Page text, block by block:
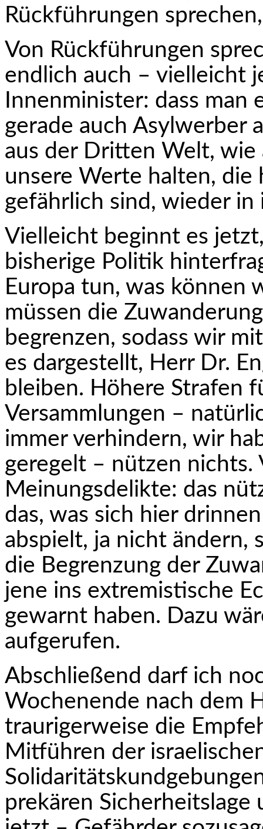
Rückführungen
Von Rückführungen
endlich auch – vielleicht
Innenminister: dass
gerade auch Asylwerber
aus der Dritten Welt, wie
unsere Werte halten, die
gefährlich sind, wieder
Vielleicht beginnt es
bisherige Politik
Europa tun, was können
müssen die
begrenzen, sodass wir
es dargestellt, Herr Dr.
bleiben. Höhere Strafen
Versammlungen –
immer verhindern, wir
geregelt – nützen nichts.
Meinungsdelikte: das
das, was sich hier
abspielt, ja nicht ändern,
die Begrenzung der
jene ins extremistische
gewarnt haben. Dazu
aufgerufen.
Abschließend darf ich
Wochenende nach dem
traurigerweise die
Mitführen der
prekären Sicherheitslage